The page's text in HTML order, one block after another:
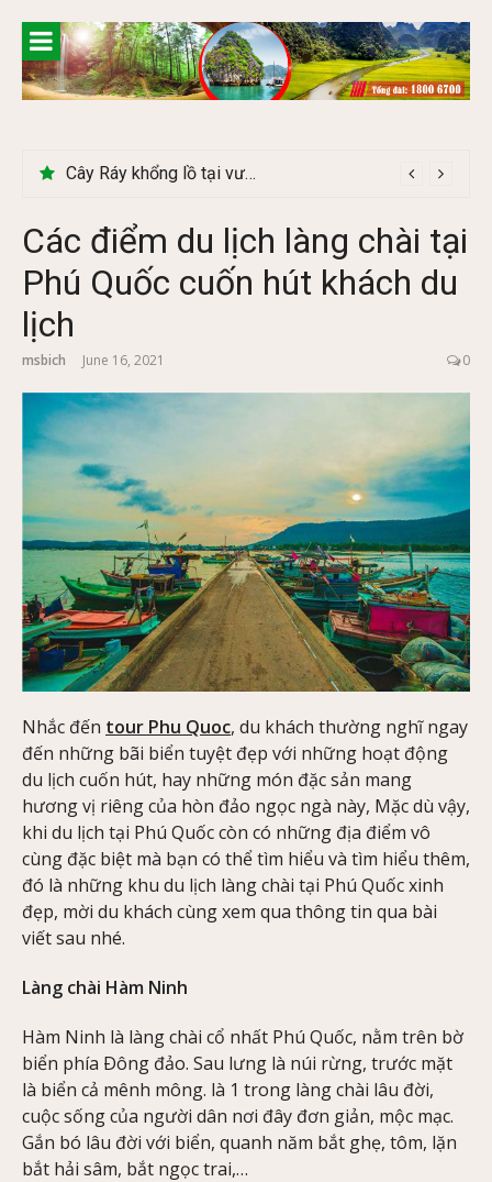
content
Cây Ráy khổng lồ tại vườn Quốc gia Cúc Phương
Các điểm du lịch làng chài tại
Phú Quốc cuốn hút khách du
lịch
msbich June 16, 2021 0
Nhắc đến tour Phu Quoc, du khách thường nghĩ ngay
đến những bãi biển tuyệt đẹp với những hoạt động
du lịch cuốn hút, hay những món đặc sản mang
hương vị riêng của hòn đảo ngọc ngà này, Mặc dù vậy,
khi du lịch tại Phú Quốc còn có những địa điểm vô
cùng đặc biệt mà bạn có thể tìm hiểu và tìm hiểu thêm,
đó là những khu du lịch làng chài tại Phú Quốc xinh
đẹp, mời du khách cùng xem qua thông tin qua bài
viết sau nhé.
Làng chài Hàm Ninh
Hàm Ninh là làng chài cổ nhất Phú Quốc, nằm trên bờ
biển phía Ðông đảo. Sau lưng là núi rừng, trước mặt
là biển cả mênh mông. là 1 trong làng chài lâu đời,
cuộc sống của người dân nơi đây đơn giản, mộc mạc.
Gắn bó lâu đời với biển, quanh năm bắt ghẹ, tôm, lặn
bắt hải sâm, bắt ngọc trai,…